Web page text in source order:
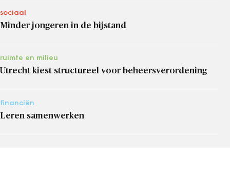
sociaal
Minder jongeren in de bijstand
ruimte en milieu
Utrecht kiest structureel voor beheersverordening
financiën
Leren samenwerken